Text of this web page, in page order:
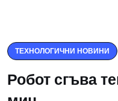
ТЕХНОЛОГИЧНИ НОВИНИ
Робот сгъва